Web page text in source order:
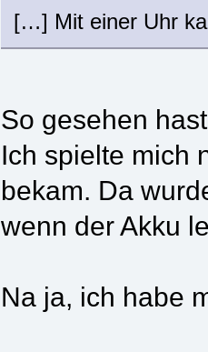
[…] Mit einer Uhr
So gesehen
Ich spielte mich
bekam. Da
wenn der Akku
Na ja, ich habe